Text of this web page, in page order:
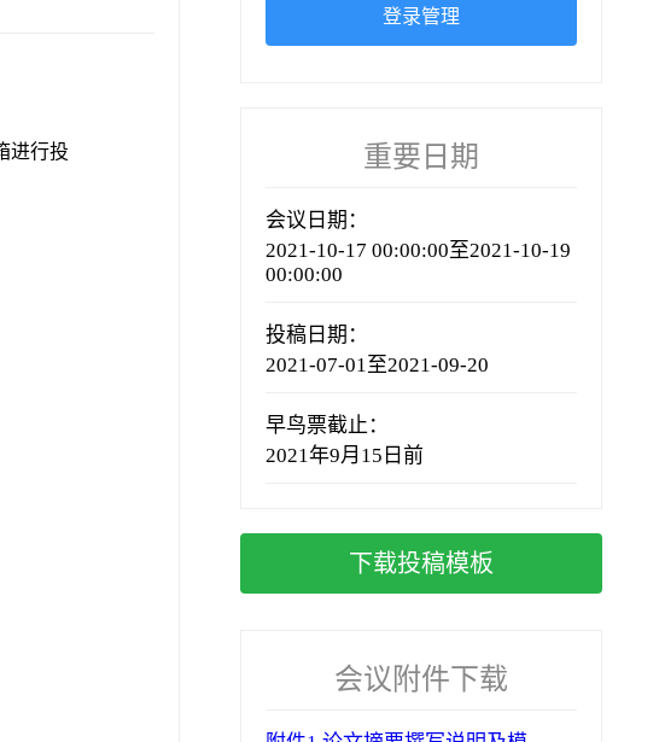
进行投
登录管理
重要日期
会议日期：
2021-10-17 00:00:00至2021-10-19
00:00:00
投稿日期：
2021-07-01至2021-09-20
早鸟票截止：
2021年9月15日前
下载投稿模板
会议附件下载